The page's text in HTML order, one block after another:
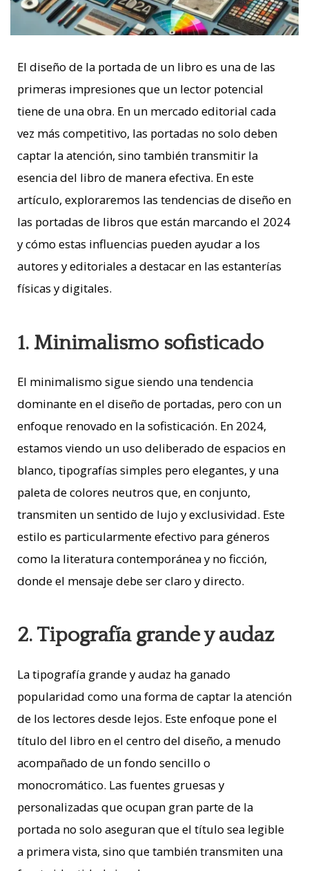
El diseño de la portada de un libro es una de las
primeras impresiones que un lector potencial
tiene de una obra. En un mercado editorial cada
vez más competitivo, las portadas no solo deben
captar la atención, sino también transmitir la
esencia del libro de manera efectiva. En este
artículo, exploraremos las tendencias de diseño en
las portadas de libros que están marcando el 2024
y cómo estas influencias pueden ayudar a los
autores y editoriales a destacar en las estanterías
físicas y digitales.
1. Minimalismo sofisticado
El minimalismo sigue siendo una tendencia
dominante en el diseño de portadas, pero con un
enfoque renovado en la sofisticación. En 2024,
estamos viendo un uso deliberado de espacios en
blanco, tipografías simples pero elegantes, y una
paleta de colores neutros que, en conjunto,
transmiten un sentido de lujo y exclusividad. Este
estilo es particularmente efectivo para géneros
como la literatura contemporánea y no ficción,
donde el mensaje debe ser claro y directo.
2. Tipografía grande y audaz
La tipografía grande y audaz ha ganado
popularidad como una forma de captar la atención
de los lectores desde lejos. Este enfoque pone el
título del libro en el centro del diseño, a menudo
acompañado de un fondo sencillo o
monocromático. Las fuentes gruesas y
personalizadas que ocupan gran parte de la
portada no solo aseguran que el título sea legible
a primera vista, sino que también transmiten una